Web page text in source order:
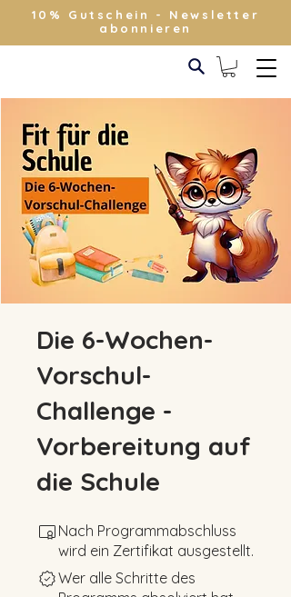
10% Gutschein - Newsletter
abonnieren
Die 6-Wochen-
Vorschul-
Challenge -
Vorbereitung auf
die Schule
Nach Programmabschluss
wird ein Zertifikat ausgestellt.
Wer alle Schritte des